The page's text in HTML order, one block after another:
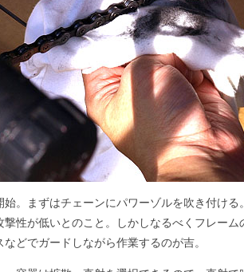
。まずはチェーンにパワーゾルを吹き付け
撃性が低いとのこと。しかしなるべくフレー
どでガードしながら作業するのが吉。